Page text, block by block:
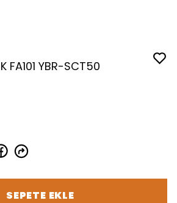
FA101 YBR-SCT50
SEPETE EKLE